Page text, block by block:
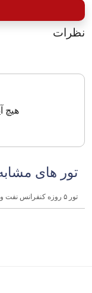
نظرات
هیچ
تور های
تور ۵ روزه کنفرانس نفت و گاز بمبئی